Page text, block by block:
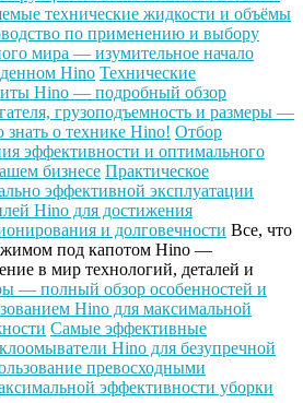
технические жидкости и объёмы
по применению и выбору
мира — изумительное начало
Hino Технические
Hino — подробный обзор
грузоподъемность и размеры —
знать о технике Hino! Отбор
эффективности и оптимального
бизнесе Практическое
эффективной эксплуатации
Hino для достижения
и долговечности Все, что
под капотом Hino —
в мир технологий, деталей и
— полный обзор особенностей и
Hino для максимальной
Самые эффективные
Hino для безупречной
превосходными
эффективности уборки